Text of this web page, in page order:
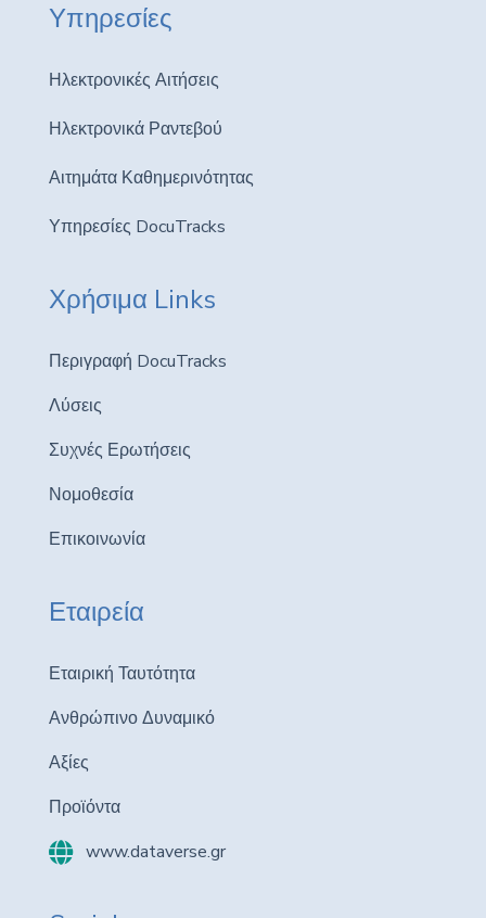
Υπηρεσίες
Ηλεκτρονικές Αιτήσεις
Ηλεκτρονικά Ραντεβού
Αιτημάτα Καθημερινότητας
Υπηρεσίες DocuTracks
Χρήσιμα Links
Περιγραφή DocuTracks
Λύσεις
Συχνές Ερωτήσεις
Νομοθεσία
Επικοινωνία
Εταιρεία
Εταιρική Ταυτότητα
Ανθρώπινο Δυναμικό
Αξίες
Προϊόντα
www.dataverse.gr